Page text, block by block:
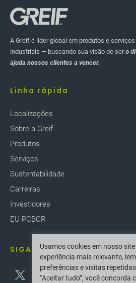
A Greif é líder global em produtos e
industriais — buscando sua visão de sero
ajuda nossos clientes a vencer.
Linha rápida
Localizaçôes
Sobre a Greif
Produtos
Serviços
Sustentabilidade
Carreiras
Investidores
EU PCBCR
SIGA-NOSUsamos cookies em nosso
experiência mais relevante,
preferências e visitas
“Aceitar tudo”, você concorda